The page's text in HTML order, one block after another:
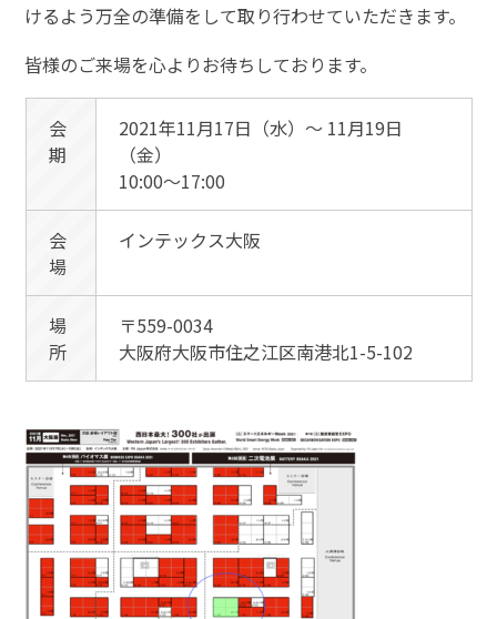
けるよう万全の準備をして取り行わせていただきます。
皆様のご来場を心よりお待ちしております。
会
期
2021年11月17日（水）〜 11月19日
（金）
10:00～17:00
会
場
インテックス大阪
場
所
〒559-0034
大阪府大阪市住之江区南港北1-5-102